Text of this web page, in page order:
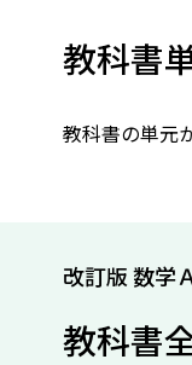
教科書
教科書の単元
改訂版 数学
教科書